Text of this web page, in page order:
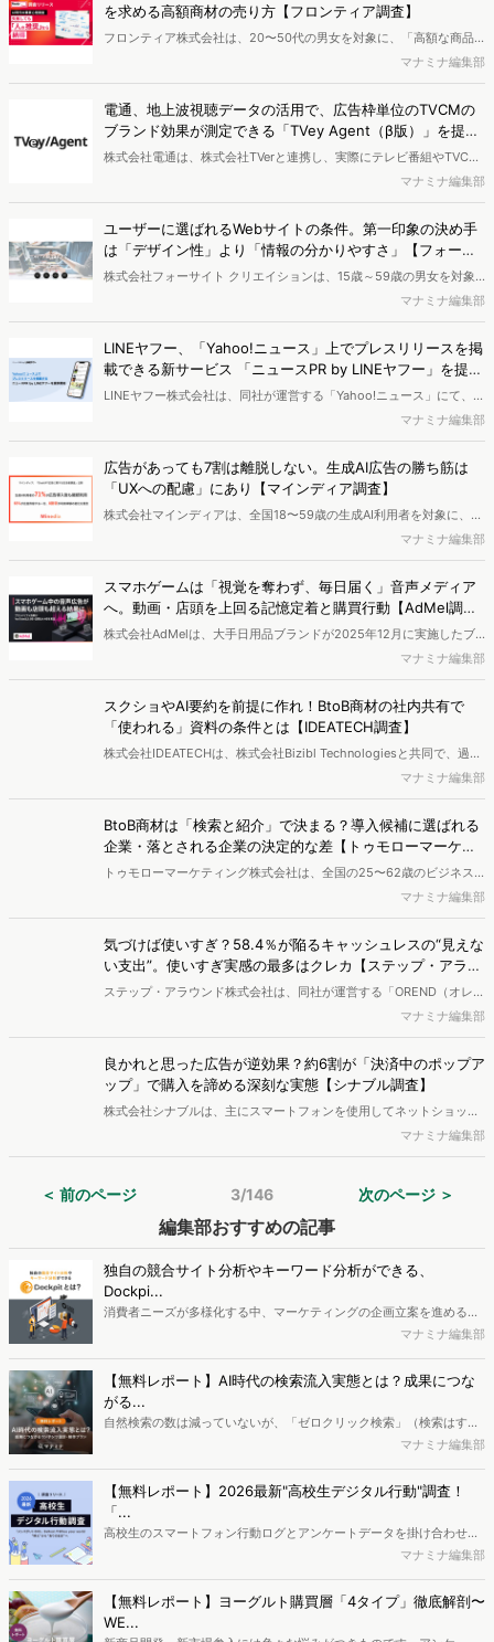
を求める高額商材の売り方【フロンティア調査】
フロンティア株式会社は、20〜50代の男女を対象に、「高額な商品
やサービスの購入・利用の意思決定における生成AIへの信頼と人間の
介在価値」についての意識調査を実施し、結果を公開しました。
マナミナ編集部
電通、地上波視聴データの活用で、広告枠単位のTVCMの
ブランド効果が測定できる「TVey Agent（β版）」を提供
開始
株式会社電通は、株式会社TVerと連携し、実際にテレビ番組やTVCM
が視聴された履歴である視聴データを活用した地上波TVCMのブラン
ド効果測定ソリューション「TVey（ティーベイ）Agent（β版）」の
提供を開始したことを発表しました。
マナミナ編集部
ユーザーに選ばれるWebサイトの条件。第一印象の決め手
は「デザイン性」より「情報の分かりやすさ」【フォーサ
イトクリエイション調査】
株式会社フォーサイト クリエイションは、15歳～59歳の男女を対象
に、Webサイトを見たときに第一印象で重視する点や、メニュー・ボ
タンの使いやすさ、読みやすいページの特徴、ストレスを感じる要
素、お役立ちコラムに対する印象などについてアンケート調査を実施
し、結果を公開しました。
マナミナ編集部
LINEヤフー、「Yahoo!ニュース」上でプレスリリースを掲
載できる新サービス 「ニュースPR by LINEヤフー」を提供
開始
LINEヤフー株式会社は、同社が運営する「Yahoo!ニュース」にて、企
業・団体のプレスリリースを掲載できる新サービス「ニュースPR by
LINEヤフー」の提供を開始したことを発表しました。
マナミナ編集部
広告があっても7割は離脱しない。生成AI広告の勝ち筋は
「UXへの配慮」にあり【マインディア調査】
株式会社マインディアは、全国18〜59歳の生成AI利用者を対象に、
ChatGPT広告に対する意識と利用継続意向を調査を実施し、結果を公
開しました。
マナミナ編集部
スマホゲームは「視覚を奪わず、毎日届く」音声メディア
へ。動画・店頭を上回る記憶定着と購買行動【AdMel調
査】
株式会社AdMelは、大手日用品ブランドが2025年12月に実施したブ
ランドリフト調査のデータ提供を以て、ゲーム内音声広告の効果測定
結果を発表しました。
マナミナ編集部
スクショやAI要約を前提に作れ！BtoB商材の社内共有で
「使われる」資料の条件とは【IDEATECH調査】
株式会社IDEATECHは、株式会社Bizibl Technologiesと共同で、過去
1年以内にBtoB商材の検討・選定に関与し、社内決裁会議への参加経
験を持つ課長相当以上のビジネスパーソンを対象に、見込み客社内で
使われる資料の条件調査を実施し、結果を公開しました。
マナミナ編集部
BtoB商材は「検索と紹介」で決まる？導入候補に選ばれる
企業・落とされる企業の決定的な差【トゥモローマーケテ
ィング調べ】
トゥモローマーケティング株式会社は、全国の25〜62歳のビジネス
パーソンを対象に、「BtoBサービス・製品の購買行動に関する調査」
を実施し、結果を公開しました。
マナミナ編集部
気づけば使いすぎ？58.4％が陥るキャッシュレスの“見えな
い支出”。使いすぎ実感の最多はクレカ【ステップ・アラウ
ンド調査】
ステップ・アラウンド株式会社は、同社が運営する「OREND（オレン
ド）」にて、キャッシュレス決済の支払い時の感じ方について、全国
の20代から60代の男女を対象にアンケート調査を実施し、結果を公
開しました。
マナミナ編集部
良かれと思った広告が逆効果？約6割が「決済中のポップア
ップ」で購入を諦める深刻な実態【シナブル調査】
株式会社シナブルは、主にスマートフォンを使用してネットショッピ
ングする20～50代の男女を対象に、「スマートフォンでのネットシ
ョッピングにおけるポップアップのストレス」に関する調査を実施
マナミナ編集部
＜ 前のページ 3/146 次のページ ＞
編集部おすすめの記事
独自の競合サイト分析やキーワード分析ができる、
Dockpi...
消費者ニーズが多様化する中、マーケティングの企画立案を進める上
で、競合分析や消費者分析の重要性がより高まっています。Web行動
データを活用し、Web上の消費者行動を起点とした競合サイト分析や
消費者分析が可能です。今回はDockpitならではの利便性の高い機能
や活用方法を解説します。
マナミナ編集部
【無料レポート】AI時代の検索流入実態とは？成果につな
がる...
自然検索の数は減っていないが、「ゼロクリック検索」（検索はする
がページには流入しない）の割合が増加しているのが、AI時代の検索
か、また、要因を理解した上で、成果に確実につながるコンテンツを
制作するにはどうするべきなのでしょうか。本レポートはこのような
疑問をお抱えのSEO・Webマーケティングご担当者様におすすめの内
容となっています。※本レポートは記事のフォームから無料でダウン
マナミナ編集部
【無料レポート】2026最新"高校生デジタル行動"調査！
「...
高校生のスマートフォン行動ログとアンケートデータを掛け合わせ、
最新の若年層（高校生）におけるデジタル行動実態やSNSの利用傾向
ち、スマートフォンを取り巻く環境が成熟するなか、新興SNSの台頭
により高校生のデジタルライフスタイルは新たな変化を見せていま
す。※資料は記事内の入力フォームより、ダウンロードいただけま
マナミナ編集部
【無料レポート】ヨーグルト購買層「4タイプ」徹底解剖〜
WE...